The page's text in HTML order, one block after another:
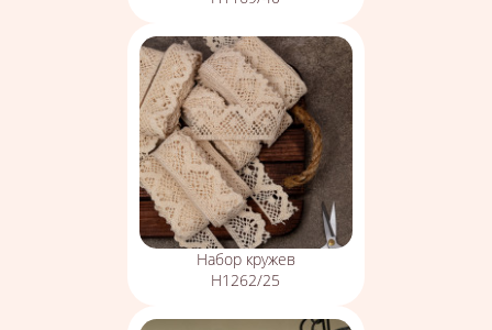
Набор кружев
Н1262/25